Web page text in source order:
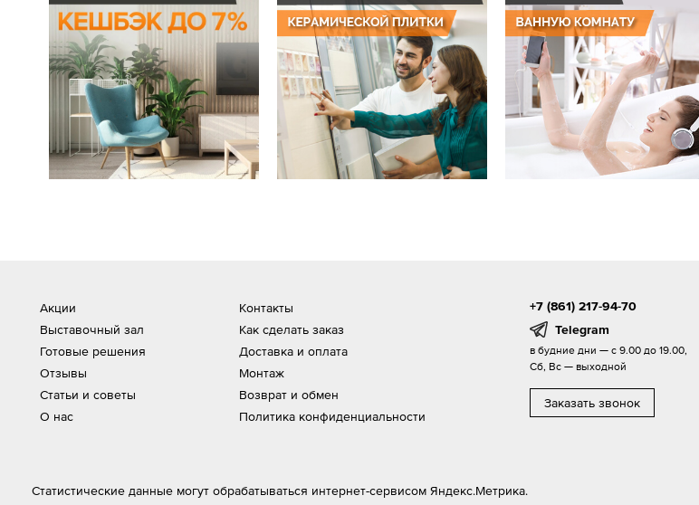
Акции
Выставочный зал
Готовые решения
Отзывы
Статьи и советы
О нас
Контакты
Как сделать заказ
Доставка и оплата
Монтаж
Возврат и обмен
Политика конфиденциальности
+7 (861) 217-94-70
Telegram
в будние дни — с 9.00 до 19.00,
Сб, Вс — выходной
Заказать звонок
Статистические данные могут обрабатываться интернет-сервисом Яндекс.Метрика.